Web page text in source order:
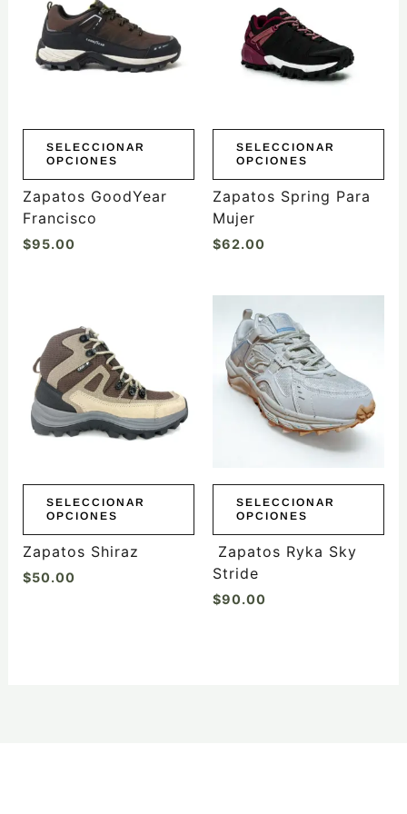
SELECCIONAR
OPCIONES
múltiples
variantes.
Las
elegir
la
página
producto
Zapatos GoodYear
Francisco
$95.00
SELECCIONAR
OPCIONES
múltiples
variantes.
opciones
elegir
la
página
producto
Zapatos Spring Para
Mujer
$62.00
SELECCIONAR
OPCIONES
producto
tiene
múltiples
variantes.
Las
opciones
pueden
elegir
la
página
de
Zapatos Shiraz
$50.00
SELECCIONAR
OPCIONES
Este
producto
tiene
múltiples
variantes.
opciones
pueden
elegir
la
página
de
producto
Zapatos Ryka Sky
Stride
$90.00